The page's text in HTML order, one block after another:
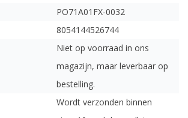
PO71A01FX-0032
8054144526744
Niet op voorraad in ons
magazijn, maar leverbaar op
bestelling.
Wordt verzonden binnen